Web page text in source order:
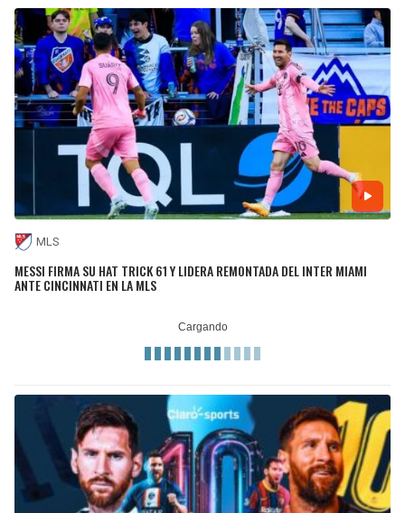
MLS
MESSI FIRMA SU HAT TRICK 61 Y LIDERA REMONTADA DEL INTER MIAMI
ANTE CINCINNATI EN LA MLS